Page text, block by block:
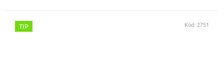
TIP Kód: 2751